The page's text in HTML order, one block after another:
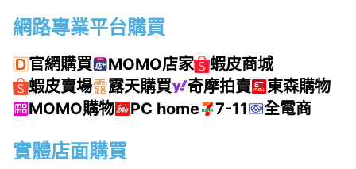
網路專業平台購買
官網購買 MOMO店家
蝦皮商城
蝦皮賣場
露天購買 奇摩拍賣
東森購物
MOMO購物
PC home 7-11 全電商
實體店面購買